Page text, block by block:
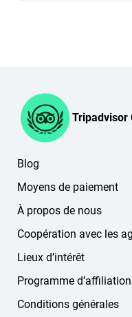
Tripadvisor
Blog
Moyens de paiement
À propos de nous
Coopération avec les
Lieux d’intérêt
Programme
Conditions générales